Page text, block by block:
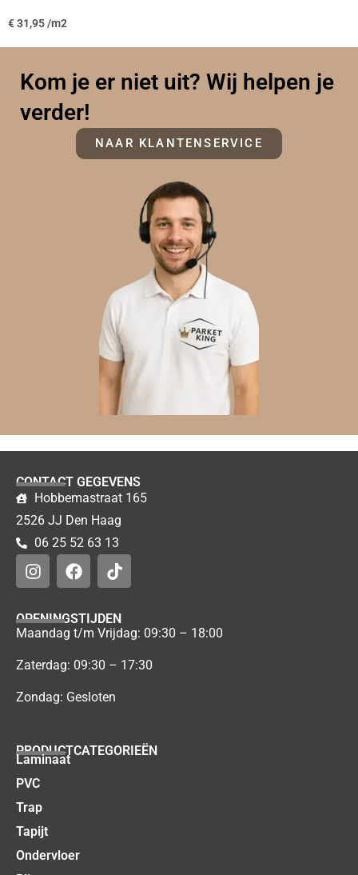
€31,95
Kom je er niet uit? Wij helpen je
verder!
NAAR KLANTENSERVICE
CONTACT GEGEVENS
Hobbemastraat 165
2526 JJ Den Haag
06 25 52 63 13
OPENINGSTIJDEN
Maandag t/m Vrijdag: 09:30 – 18:00
Zaterdag: 09:30 – 17:30
Zondag: Gesloten
PRODUCTCATEGORIEËN
Laminaat
PVC
Trap
Tapijt
Ondervloer